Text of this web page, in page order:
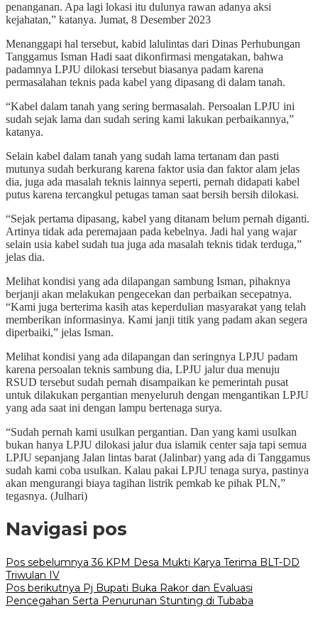
penanganan. Apa lagi lokasi itu dulunya rawan adanya aksi
kejahatan,” katanya. Jumat, 8 Desember 2023
Menanggapi hal tersebut, kabid lalulintas dari Dinas Perhubungan
Tanggamus Isman Hadi saat dikonfirmasi mengatakan, bahwa
padamnya LPJU dilokasi tersebut biasanya padam karena
permasalahan teknis pada kabel yang dipasang di dalam tanah.
“Kabel dalam tanah yang sering bermasalah. Persoalan LPJU ini
sudah sejak lama dan sudah sering kami lakukan perbaikannya,”
katanya.
Selain kabel dalam tanah yang sudah lama tertanam dan pasti
mutunya sudah berkurang karena faktor usia dan faktor alam jelas
dia, juga ada masalah teknis lainnya seperti, pernah didapati kabel
putus karena tercangkul petugas taman saat bersih bersih dilokasi.
“Sejak pertama dipasang, kabel yang ditanam belum pernah diganti.
Artinya tidak ada peremajaan pada kebelnya. Jadi hal yang wajar
selain usia kabel sudah tua juga ada masalah teknis tidak terduga,”
jelas dia.
Melihat kondisi yang ada dilapangan sambung Isman, pihaknya
berjanji akan melakukan pengecekan dan perbaikan secepatnya.
“Kami juga berterima kasih atas keperdulian masyarakat yang telah
memberikan informasinya. Kami janji titik yang padam akan segera
diperbaiki,” jelas Isman.
Melihat kondisi yang ada dilapangan dan seringnya LPJU padam
karena persoalan teknis sambung dia, LPJU jalur dua menuju
RSUD tersebut sudah pernah disampaikan ke pemerintah pusat
untuk dilakukan pergantian menyeluruh dengan mengantikan LPJU
yang ada saat ini dengan lampu bertenaga surya.
“Sudah pernah kami usulkan pergantian. Dan yang kami usulkan
bukan hanya LPJU dilokasi jalur dua islamik center saja tapi semua
LPJU sepanjang Jalan lintas barat (Jalinbar) yang ada di Tanggamus
sudah kami coba usulkan. Kalau pakai LPJU tenaga surya, pastinya
akan mengurangi biaya tagihan listrik pemkab ke pihak PLN,”
tegasnya. (Julhari)
Navigasi pos
Pos sebelumnya 36 KPM Desa Mukti Karya Terima BLT-DD
Triwulan IV
Pos berikutnya Pj Bupati Buka Rakor dan Evaluasi
Pencegahan Serta Penurunan Stunting di Tubaba